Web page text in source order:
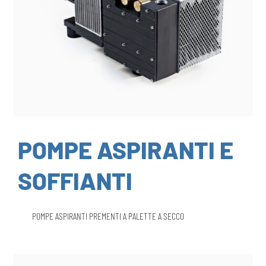
POMPE ASPIRANTI E
SOFFIANTI